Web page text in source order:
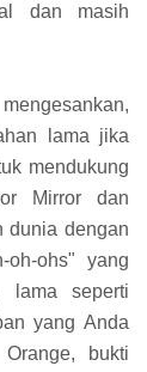
dan masih
lama jika
mendukung
Mirror dan
dunia dengan
ohs" yang
lama seperti
yang Anda
bukti